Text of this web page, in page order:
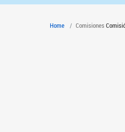
Home Comisiones